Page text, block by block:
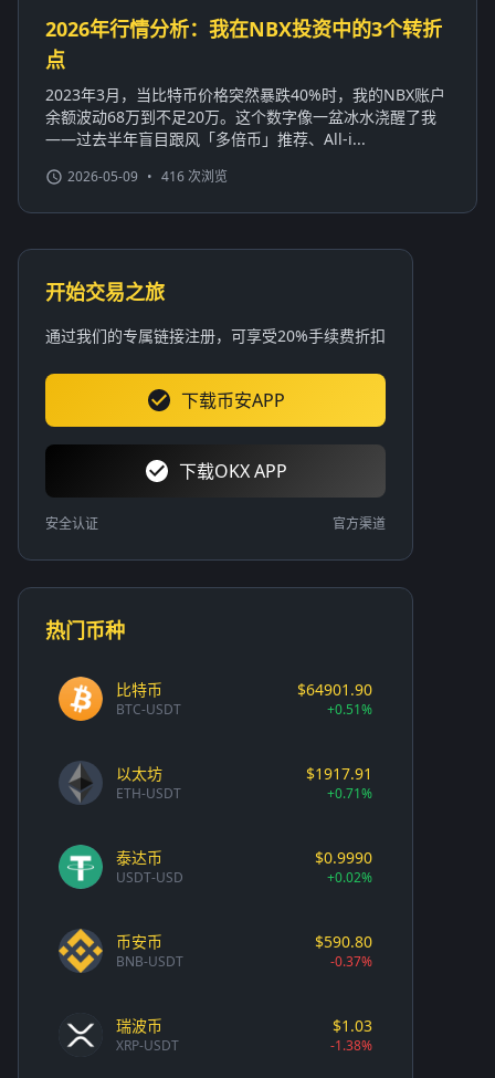
2026年行情分析：我在NBX投资中的3个转折
点
2023年3月，当比特币价格突然暴跌40%时，我的NBX账户
余额波动68万到不足20万。这个数字像一盆冰水浇醒了我
——过去半年盲目跟风「多倍币」推荐、All-i...
2026-05-09 • 416 次浏览
开始交易之旅
通过我们的专属链接注册，可享受20%手续费折扣
下载币安APP
下载OKX APP
安全认证 官方渠道
热门币种
比特币
BTC-USDT
$64901.90
+0.51%
以太坊
ETH-USDT
$1917.91
+0.71%
泰达币
USDT-USD
$0.9990
+0.02%
币安币
BNB-USDT
$590.80
-0.37%
瑞波币
XRP-USDT
$1.03
-1.38%